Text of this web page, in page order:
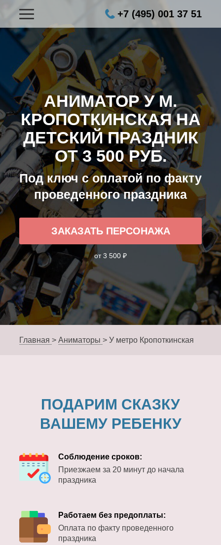
+7 (495) 001 37 51
АНИМАТОР У М.
КРОПОТКИНСКАЯ НА
ДЕТСКИЙ ПРАЗДНИК
ОТ 3 500 РУБ.
Под ключ с оплатой по факту
проведенного праздника
ЗАКАЗАТЬ ПЕРСОНАЖА
от 3 500 ₽
Главная > Аниматоры > У метро Кропоткинская
ПОДАРИМ СКАЗКУ
ВАШЕМУ РЕБЕНКУ
Соблюдение сроков:
Приезжаем за 20 минут до начала
праздника
Работаем без предоплаты:
Оплата по факту проведенного
праздника